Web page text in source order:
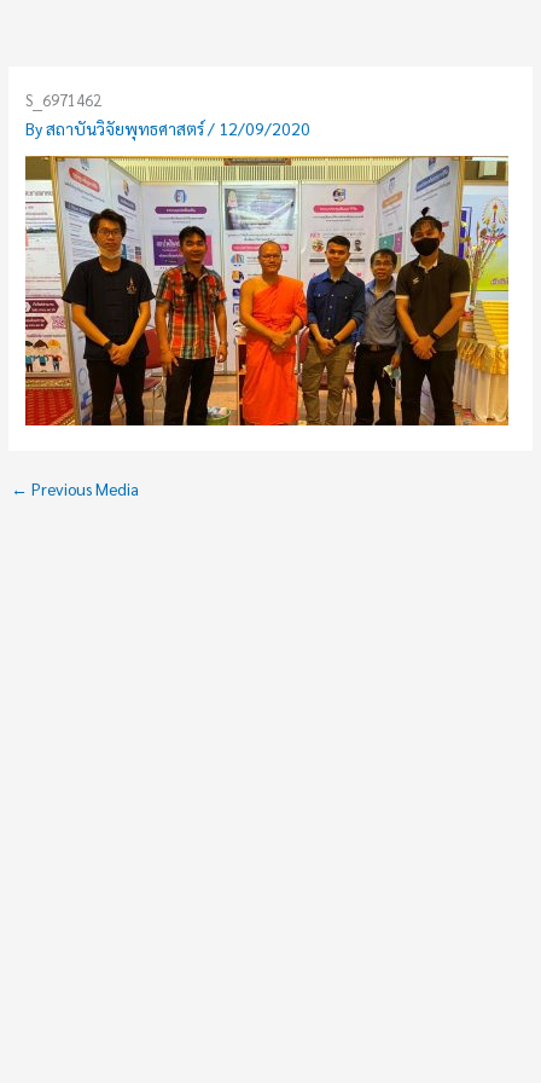
S__6971462
Byสถาบันวิจัยพุทธศาสตร์/ 12/09/2020
← Previous Media